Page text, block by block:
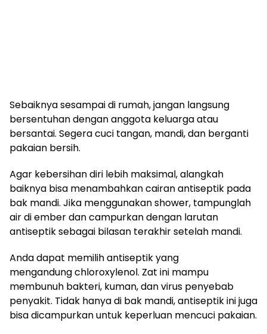
Sebaiknya sesampai di rumah, jangan langsung
bersentuhan dengan anggota keluarga atau
bersantai. Segera cuci tangan, mandi, dan berganti
pakaian bersih.
Agar kebersihan diri lebih maksimal, alangkah
baiknya bisa menambahkan cairan antiseptik pada
bak mandi. Jika menggunakan shower, tampunglah
air di ember dan campurkan dengan larutan
antiseptik sebagai bilasan terakhir setelah mandi.
Anda dapat memilih antiseptik yang
mengandung chloroxylenol. Zat ini mampu
membunuh bakteri, kuman, dan virus penyebab
penyakit. Tidak hanya di bak mandi, antiseptik ini juga
bisa dicampurkan untuk keperluan mencuci pakaian.